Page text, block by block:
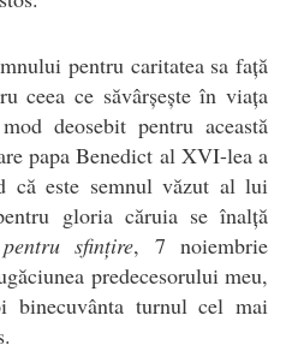
pentru caritatea sa față
ceea ce săvârșește în viața
deosebit pentru această
papa Benedict al XVI-lea a
că este semnul văzut al lui
gloria căruia se înalță
sfințire, 7 noiembrie
predecesorului meu,
binecuvânta turnul cel mai